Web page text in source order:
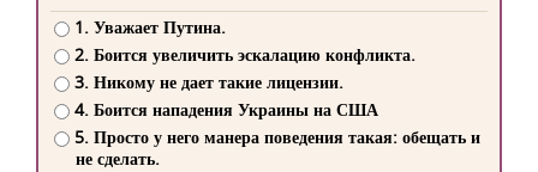
1. Уважает Путина.
2. Боится увеличить эскалацию конфликта.
3. Никому не дает такие лицензии.
4. Боится нападения Украины на США
5. Просто у него манера поведения такая: обещать и
не сделать.